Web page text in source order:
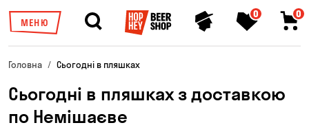
МЕНЮ
0 0
Головна Сьогодні в пляшках
Сьогодні в пляшках з доставкою
по Немішаєве